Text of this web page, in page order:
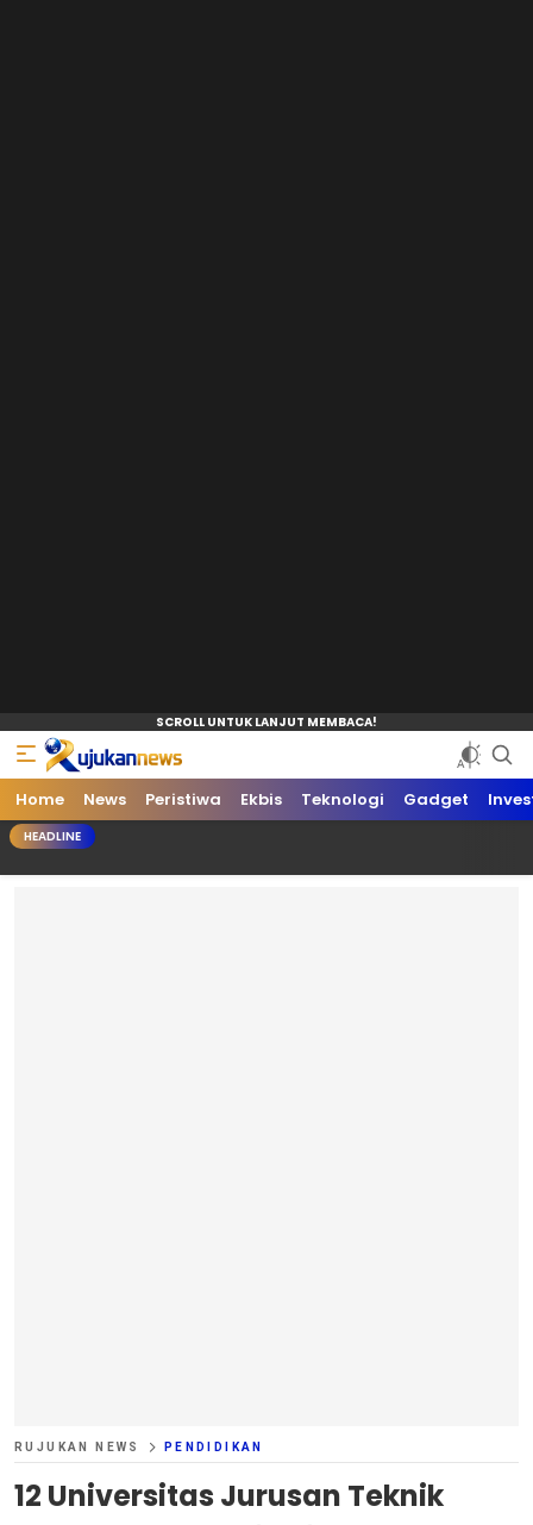
Home News Peristiwa Ekbis Teknologi Gadget
HEADLINE
RUJUKAN NEWS PENDIDIKAN
12 Universitas Jurusan Teknik